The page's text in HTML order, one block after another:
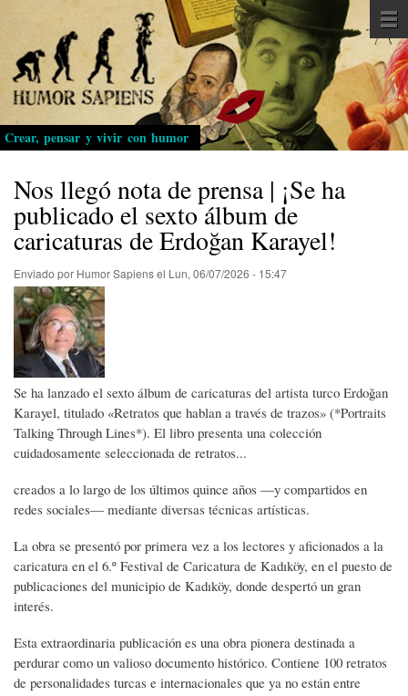
Pasar
al
contenido
principal
Crear, pensar y vivir con humor
Nos llegó nota de prensa | ¡Se ha
publicado el sexto álbum de
caricaturas de Erdoğan Karayel!
Enviado por Humor Sapiensel Lun, 06/07/2026 - 15:47
Se ha lanzado el sexto álbum de caricaturas del artista turco Erdoğan
Karayel, titulado «Retratos que hablan a través de trazos» (*Portraits
Talking Through Lines*). El libro presenta una colección
cuidadosamente seleccionada de retratos...
creados a lo largo de los últimos quince años —y compartidos en
redes sociales— mediante diversas técnicas artísticas.
La obra se presentó por primera vez a los lectores y aficionados a la
caricatura en el 6.º Festival de Caricatura de Kadıköy, en el puesto de
publicaciones del municipio de Kadıköy, donde despertó un gran
interés.
Esta extraordinaria publicación es una obra pionera destinada a
perdurar como un valioso documento histórico. Contiene 100 retratos
de personalidades turcas e internacionales que ya no están entre